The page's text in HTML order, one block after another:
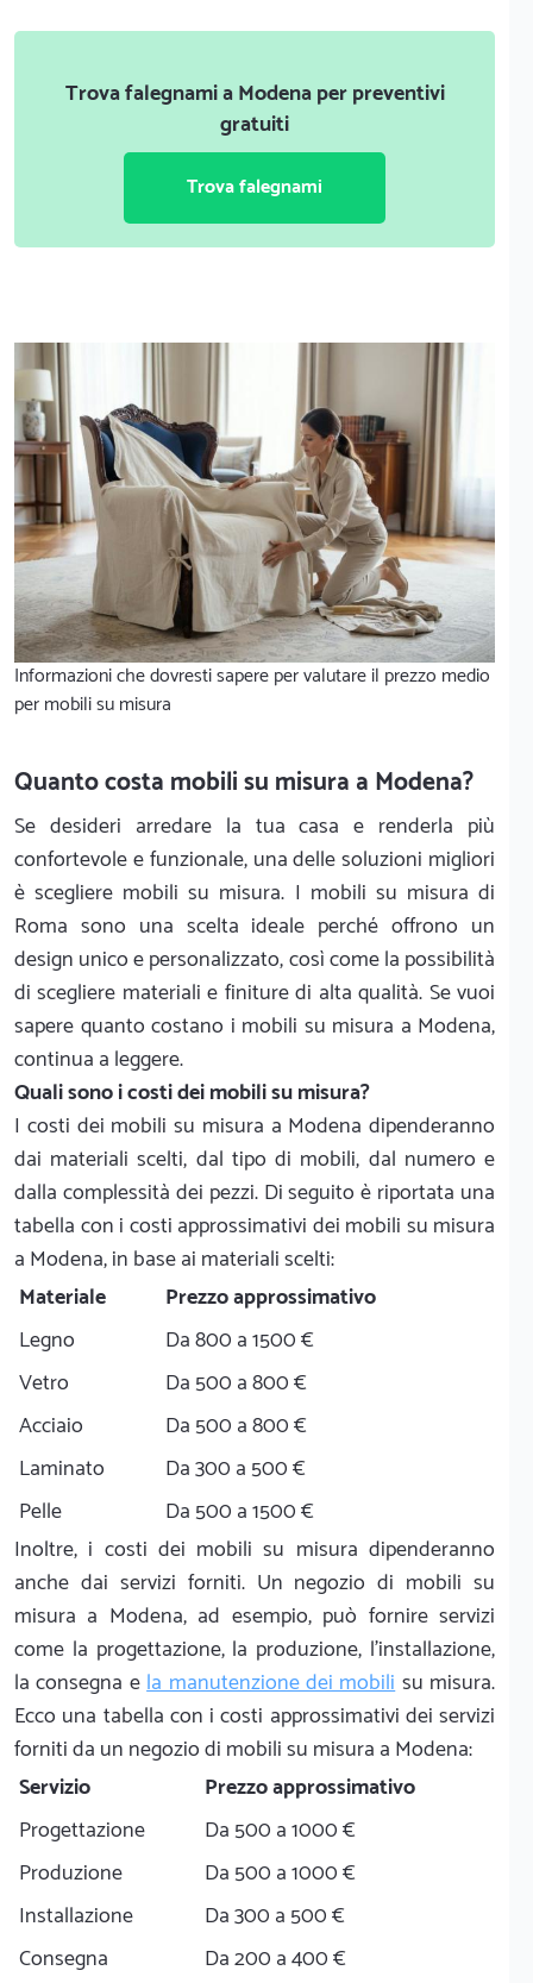
Trova falegnami a Modena per preventivi
gratuiti
Trova falegnami
Informazioni che dovresti sapere per valutare il prezzo medio
per mobili su misura
Quanto costa mobili su misura a Modena?
Se desideri arredare la tua casa e renderla più
confortevole e funzionale, una delle soluzioni migliori
è scegliere mobili su misura. I mobili su misura di
Roma sono una scelta ideale perché offrono un
design unico e personalizzato, così come la possibilità
di scegliere materiali e finiture di alta qualità. Se vuoi
sapere quanto costano i mobili su misura a Modena,
continua a leggere.
Quali sono i costi dei mobili su misura?
I costi dei mobili su misura a Modena dipenderanno
dai materiali scelti, dal tipo di mobili, dal numero e
dalla complessità dei pezzi. Di seguito è riportata una
tabella con i costi approssimativi dei mobili su misura
a Modena, in base ai materiali scelti:
Materiale
Prezzo approssimativo
Legno
Da 800 a 1500 €
Vetro
Da 500 a 800 €
Acciaio
Da 500 a 800 €
Laminato
Da 300 a 500 €
Pelle
Da 500 a 1500 €
Inoltre, i costi dei mobili su misura dipenderanno
anche dai servizi forniti. Un negozio di mobili su
misura a Modena, ad esempio, può fornire servizi
come la progettazione, la produzione, l'installazione,
la consegna ela manutenzione dei mobilisu misura.
Ecco una tabella con i costi approssimativi dei servizi
forniti da un negozio di mobili su misura a Modena:
Servizio
Prezzo approssimativo
Progettazione
Da 500 a 1000 €
Produzione
Da 500 a 1000 €
Installazione
Da 300 a 500 €
Consegna
Da 200 a 400 €